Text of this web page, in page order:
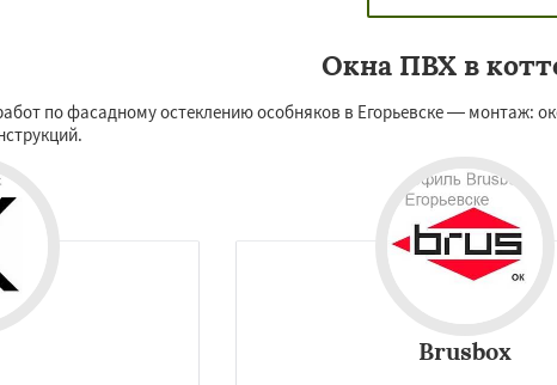
Окна ПВХ в
по фасадному остеклению особняков в Егорьевске — монтаж:
Brusbox